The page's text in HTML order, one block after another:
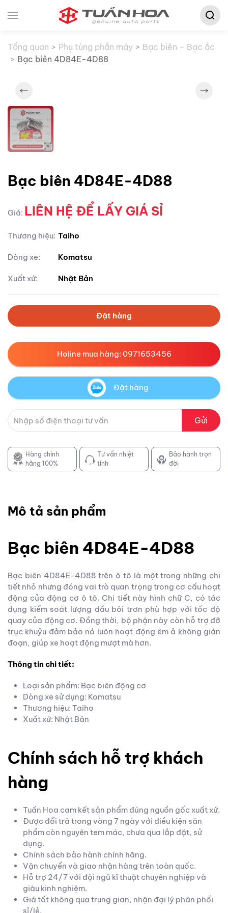
Tìm
Tổng quan
Phụ tùng phần máy
Bạc biên – Bạc ắc
Bạc biên 4D84E-4D88
Bạc biên 4D84E-4D88
Giá: LIÊN HỆ ĐỂ LẤY GIÁ SỈ
Thương hiệu: Taiho
Dòng xe: Komatsu
Xuất xứ: Nhật Bản
Đặt hàng
Holine mua hàng: 0971653456
Đặt hàng
Gửi
Hàng chính
hãng 100%
Tư vấn nhiệt
tình
Bảo hành trọn
đời
Mô tả sản phẩm
Bạc biên 4D84E-4D88
Bạc biên 4D84E-4D88 trên ô tô là một trong những chi
tiết nhỏ nhưng đóng vai trò quan trọng trong cơ cấu hoạt
động của động cơ ô tô. Chi tiết này hình chữ C, có tác
dụng kiểm soát lượng dầu bôi trơn phù hợp với tốc độ
quay của động cơ. Đồng thời, bộ phận này còn hỗ trợ đỡ
trục khuỷu đảm bảo nó luôn hoạt động êm ả không gián
đoạn, giúp xe hoạt động mượt mà hơn.
Thông tin chi tiết:
Loại sản phẩm: Bạc biên động cơ
Dòng xe sử dụng: Komatsu
Thương hiệu: Taiho
Xuất xứ: Nhật Bản
Chính sách hỗ trợ khách
hàng
Tuấn Hoa cam kết sản phẩm đúng nguồn gốc xuất xứ.
Được đổi trả trong vòng 7 ngày với điều kiện sản
phẩm còn nguyên tem mác, chưa qua lắp đặt, sử
dụng.
Chính sách bảo hành chính hãng.
Vận chuyển và giao nhận hàng trên toàn quốc.
Hỗ trợ 24/7 với đội ngũ kĩ thuật chuyên nghiệp và
giàu kinh nghiệm.
Giá tốt không qua trung gian, nhận đại lý phân phối
sỉ/lẻ.